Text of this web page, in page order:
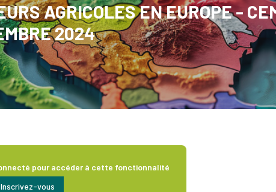
AGRICOLES EN EUROPE -
2024
pour accéder à cette fonctionnalité
Inscrivez-vous